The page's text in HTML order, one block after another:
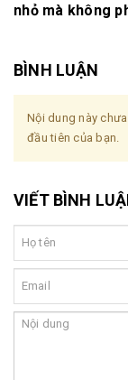
nhỏ mà không
BÌNH LUẬN
Nội dung này
đầu tiên của bạn.
VIẾT BÌNH